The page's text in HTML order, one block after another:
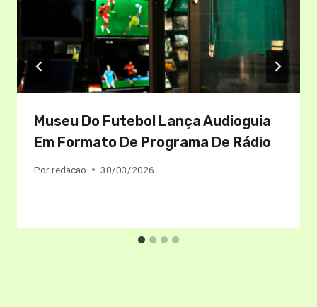
Museu Do Futebol Lança Audioguia
Em Formato De Programa De Rádio
Porredacao 30/03/2026